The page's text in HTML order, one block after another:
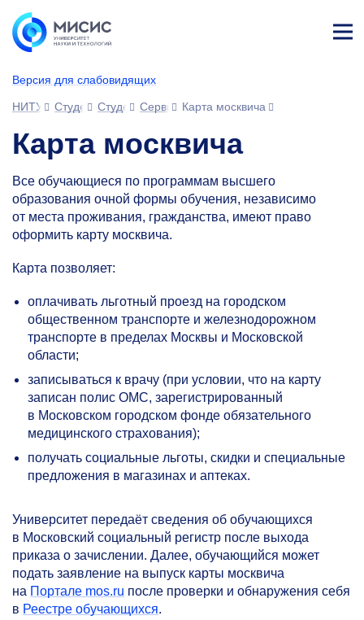
Версия для слабовидящих
НИТУ МИСИС
СтудентамСтуденческий офис
Сервисы для обучающихся
Карта москвича
Карта москвича
Все обучающиеся по программам высшего
образования очной формы обучения, независимо
от места проживания, гражданства, имеют право
оформить карту москвича.
Карта позволяет:
оплачивать льготный проезд на городском
общественном транспорте и железнодорожном
транспорте в пределах Москвы и Московской
области;
записываться к врачу (при условии, что на карту
записан полис ОМС, зарегистрированный
в Московском городском фонде обязательного
медицинского страхования);
получать социальные льготы, скидки и специальные
предложения в магазинах и аптеках.
Университет передаёт сведения об обучающихся
в Московский социальный регистр после выхода
приказа о зачислении. Далее, обучающийся может
подать заявление на выпуск карты москвича
на Портале mos.ru после проверки и обнаружения себя
в Реестре обучающихся.